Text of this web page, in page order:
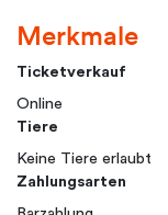
Merkmale
Ticketverkauf
Online
Tiere
Keine Tiere erlaubt
Zahlungsarten